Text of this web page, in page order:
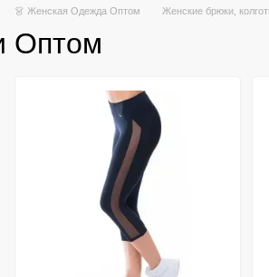
👗 Женская Одежда Оптом Женские брюки,
Оптом